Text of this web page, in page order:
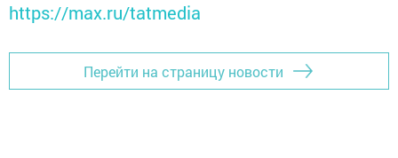
https://max.ru/tatmedia
Перейти на страницу новости